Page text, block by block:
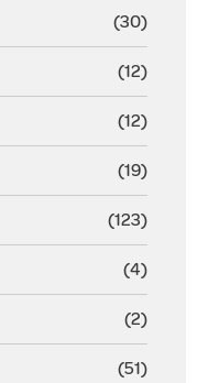
(30)
(12)
(12)
(19)
(123)
(4)
(2)
(51)